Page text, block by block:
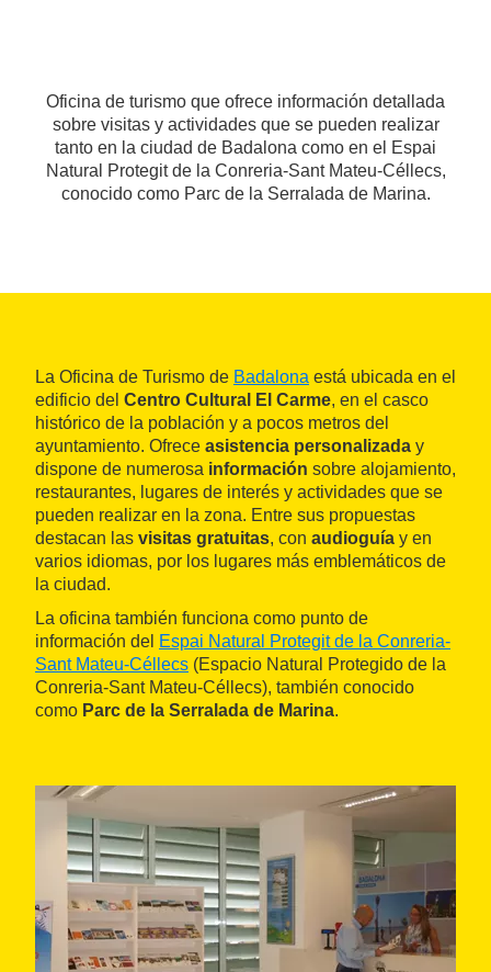
Oficina de turismo que ofrece información detallada
sobre visitas y actividades que se pueden realizar
tanto en la ciudad de Badalona como en el Espai
Natural Protegit de la Conreria-Sant Mateu-Céllecs,
conocido como Parc de la Serralada de Marina.
La Oficina de Turismo de Badalona está ubicada en el
edificio del Centro Cultural El Carme, en el casco
histórico de la población y a pocos metros del
ayuntamiento. Ofrece asistencia personalizada y
dispone de numerosa información sobre alojamiento,
restaurantes, lugares de interés y actividades que se
pueden realizar en la zona. Entre sus propuestas
destacan las visitas gratuitas, con audioguía y en
varios idiomas, por los lugares más emblemáticos de
la ciudad.
La oficina también funciona como punto de
información del Espai Natural Protegit de la Conreria-
Sant Mateu-Céllecs (Espacio Natural Protegido de la
Conreria-Sant Mateu-Céllecs), también conocido
como Parc de la Serralada de Marina.